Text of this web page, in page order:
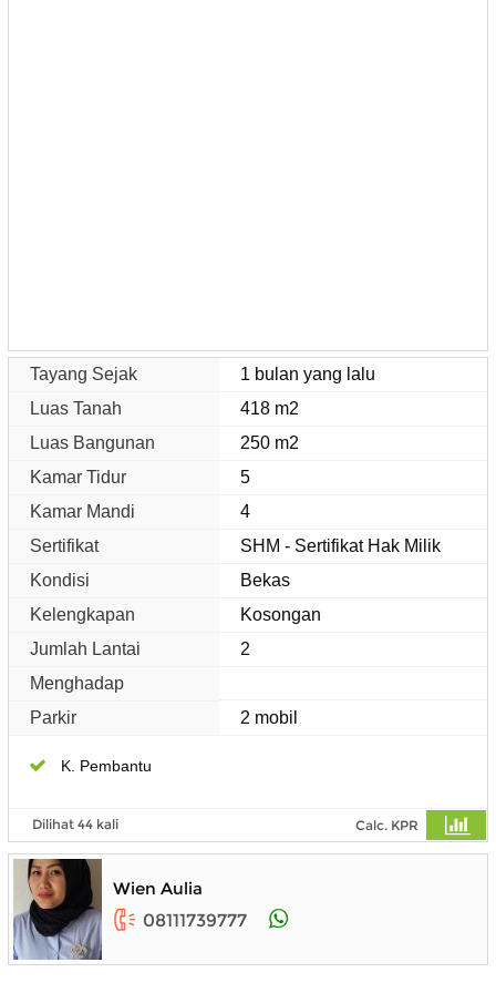
Tayang Sejak
1 bulan yang lalu
Luas Tanah
418 m2
Luas Bangunan
250 m2
Kamar Tidur
5
Kamar Mandi
4
Sertifikat
SHM - Sertifikat Hak Milik
Kondisi
Bekas
Kelengkapan
Kosongan
Jumlah Lantai
2
Menghadap
Parkir
2 mobil
K. Pembantu
Dilihat 44 kali Calc. KPR
Wien Aulia
08111739777